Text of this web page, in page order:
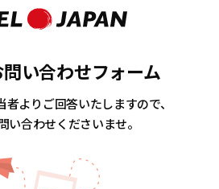
い合わせフォーム
よりご回答いたしますので、
い合わせくださいませ。